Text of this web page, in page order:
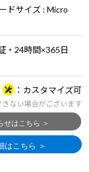
ドサイズ : Micro
・24時間×365日
カスタマイズ可
ない場合がございます